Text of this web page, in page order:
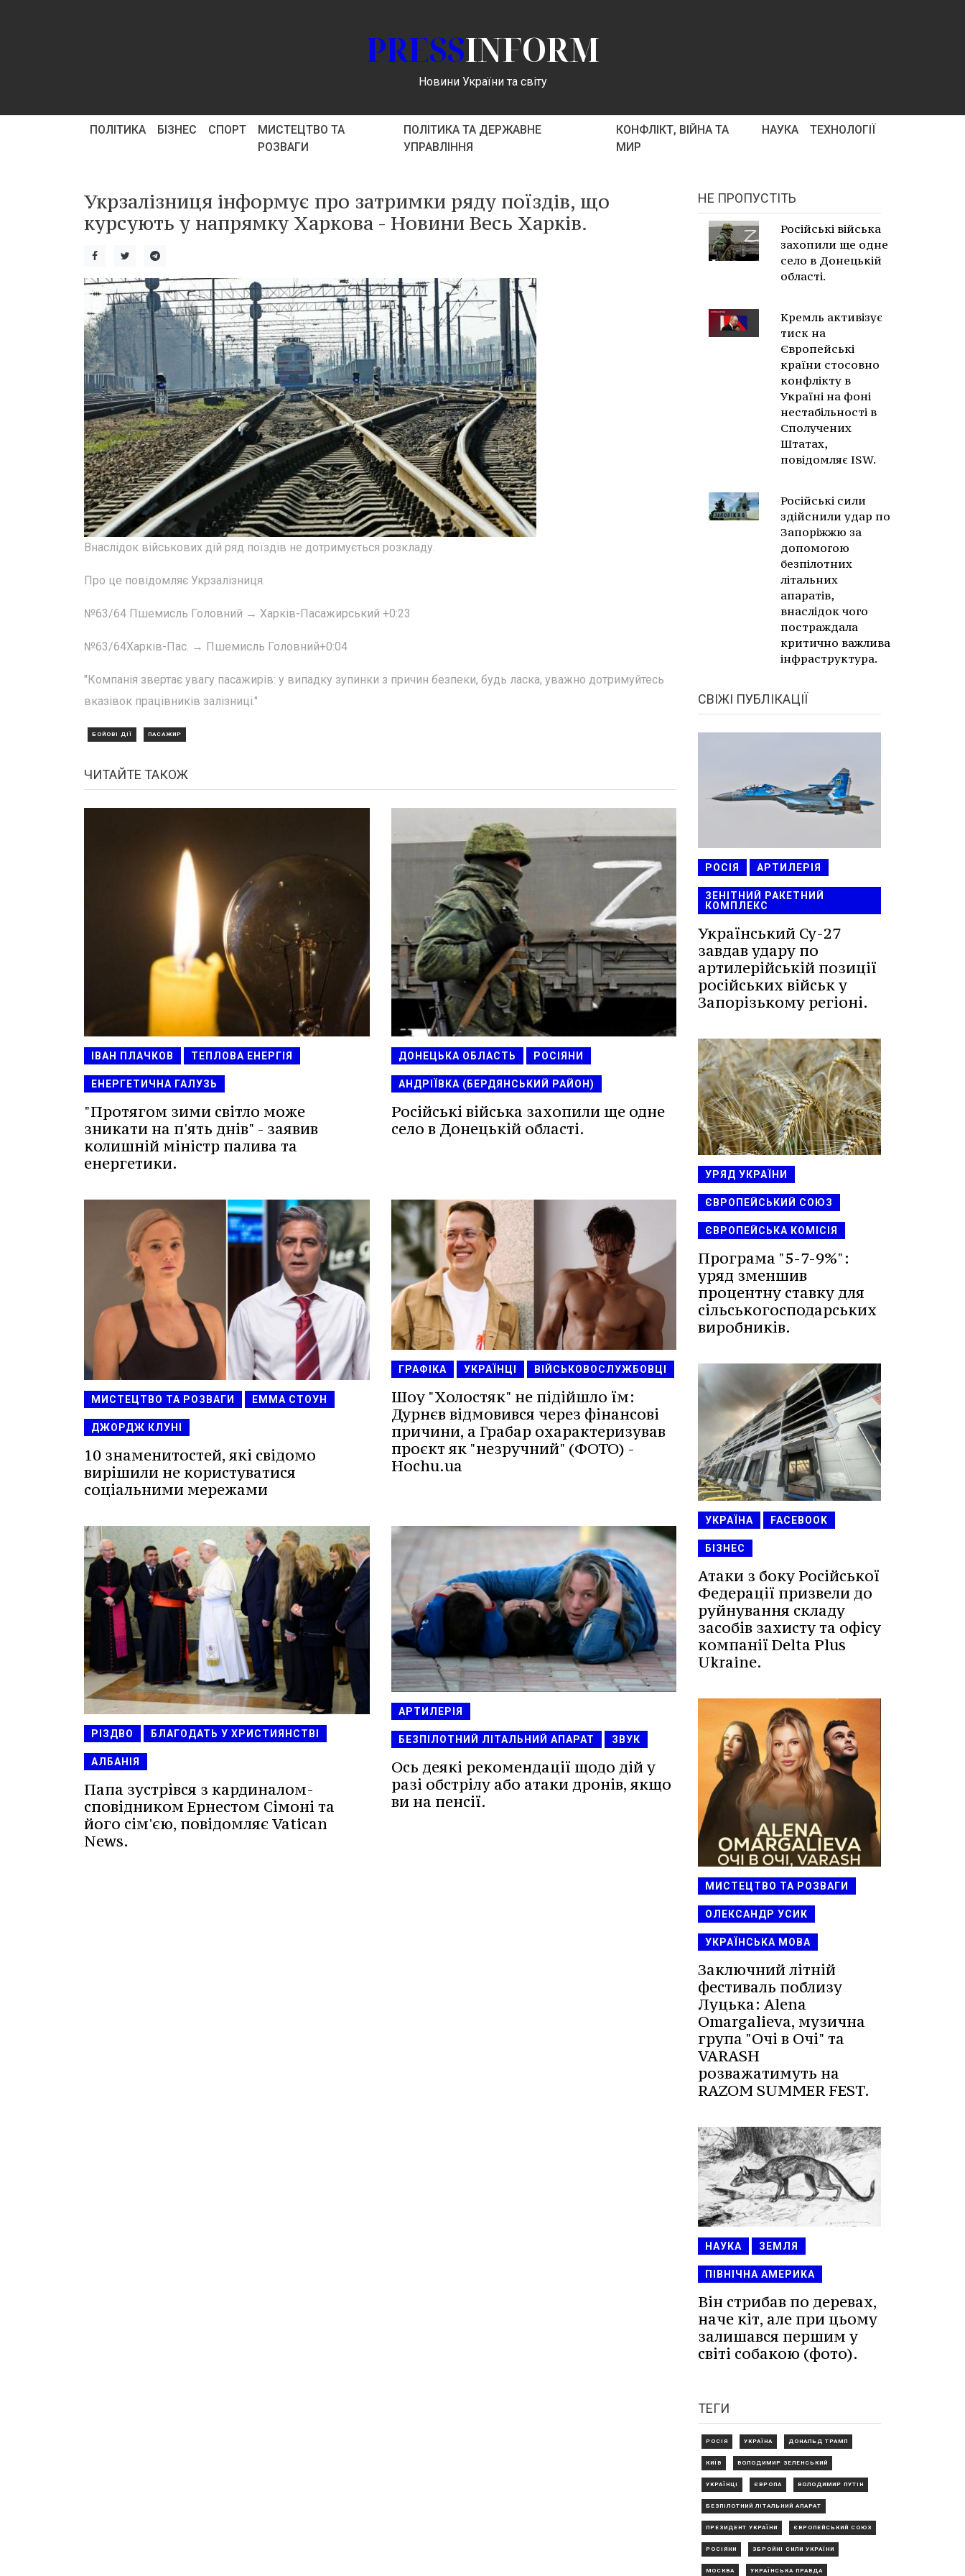
PRESSINFORM
Новини України та світу
ПОЛІТИКА БІЗНЕС СПОРТ
МИСТЕЦТВО ТА
РОЗВАГИ
ПОЛІТИКА ТА ДЕРЖАВНЕ
УПРАВЛІННЯ
КОНФЛІКТ, ВІЙНА ТА
МИР
НАУКА ТЕХНОЛОГІЇ
Укрзалізниця інформує про затримки ряду поїздів, що
курсують у напрямку Харкова - Новини Весь Харків.
Внаслідок військових дій ряд поїздів не дотримується розкладу.
Про це повідомляє Укрзалізниця.
№63/64 Пшемисль Головний → Харків-Пасажирський +0:23
№63/64Харків-Пас. → Пшемисль Головний+0:04
"Компанія звертає увагу пасажирів: у випадку зупинки з причин безпеки, будь ласка, уважно дотримуйтесь
вказівок працівників залізниці."
БОЙОВІ ДІЇ ПАСАЖИР
ЧИТАЙТЕ ТАКОЖ
ІВАН ПЛАЧКОВ ТЕПЛОВА ЕНЕРГІЯ
ЕНЕРГЕТИЧНА ГАЛУЗЬ
"Протягом зими світло може
зникати на п'ять днів" - заявив
колишній міністр палива та
енергетики.
ДОНЕЦЬКА ОБЛАСТЬ РОСІЯНИ
АНДРІЇВКА (БЕРДЯНСЬКИЙ РАЙОН)
Російські війська захопили ще одне
село в Донецькій області.
МИСТЕЦТВО ТА РОЗВАГИ ЕММА СТОУН
ДЖОРДЖ КЛУНІ
10 знаменитостей, які свідомо
вирішили не користуватися
соціальними мережами
ГРАФІКА УКРАЇНЦІ ВІЙСЬКОВОСЛУЖБОВЦІ
Шоу "Холостяк" не підійшло їм:
Дурнєв відмовився через фінансові
причини, а Грабар охарактеризував
проєкт як "незручний" (ФОТО) -
Hochu.ua
РІЗДВО БЛАГОДАТЬ У ХРИСТИЯНСТВІ
АЛБАНІЯ
Папа зустрівся з кардиналом-
сповідником Ернестом Сімоні та
його сім'єю, повідомляє Vatican
News.
АРТИЛЕРІЯ
БЕЗПІЛОТНИЙ ЛІТАЛЬНИЙ АПАРАТ ЗВУК
Ось деякі рекомендації щодо дій у
разі обстрілу або атаки дронів, якщо
ви на пенсії.
НЕ ПРОПУСТІТЬ
Російські війська
захопили ще одне
село в Донецькій
області.
Кремль активізує
тиск на
Європейські
країни стосовно
конфлікту в
Україні на фоні
нестабільності в
Сполучених
Штатах,
повідомляє ISW.
Російські сили
здійснили удар по
Запоріжжю за
допомогою
безпілотних
літальних
апаратів,
внаслідок чого
постраждала
критично важлива
інфраструктура.
СВІЖІ ПУБЛІКАЦІЇ
РОСІЯ АРТИЛЕРІЯ
ЗЕНІТНИЙ РАКЕТНИЙ
КОМПЛЕКС
Український Су-27
завдав удару по
артилерійській позиції
російських військ у
Запорізькому регіоні.
УРЯД УКРАЇНИ
ЄВРОПЕЙСЬКИЙ СОЮЗ
ЄВРОПЕЙСЬКА КОМІСІЯ
Програма "5-7-9%":
уряд зменшив
процентну ставку для
сільськогосподарських
виробників.
УКРАЇНА FACEBOOK
БІЗНЕС
Атаки з боку Російської
Федерації призвели до
руйнування складу
засобів захисту та офісу
компанії Delta Plus
Ukraine.
МИСТЕЦТВО ТА РОЗВАГИ
ОЛЕКСАНДР УСИК
УКРАЇНСЬКА МОВА
Заключний літній
фестиваль поблизу
Луцька: Alena
Omargalieva, музична
група "Очі в Очі" та
VARASH
розважатимуть на
RAZOM SUMMER FEST.
НАУКА ЗЕМЛЯ
ПІВНІЧНА АМЕРИКА
Він стрибав по деревах,
наче кіт, але при цьому
залишався першим у
світі собакою (фото).
ТЕГИ
РОСІЯ УКРАЇНА ДОНАЛЬД ТРАМП
КИЇВ ВОЛОДИМИР ЗЕЛЕНСЬКИЙ
УКРАЇНЦІ ЄВРОПА ВОЛОДИМИР ПУТІН
БЕЗПІЛОТНИЙ ЛІТАЛЬНИЙ АПАРАТ
ПРЕЗИДЕНТ УКРАЇНИ ЄВРОПЕЙСЬКИЙ СОЮЗ
РОСІЯНИ ЗБРОЙНІ СИЛИ УКРАЇНИ
МОСКВА УКРАЇНСЬКА ПРАВДА